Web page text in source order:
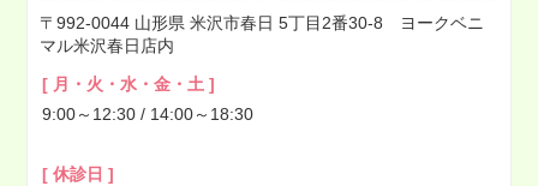
2022年04月
2022年03月
2022年02月
2021年12月
992-0044 山形県 米沢市春日 5丁目2番30-8 ヨークベニ
マル米沢春日店内
[ 月・火・水・金・土 ]
9:00～12:30 / 14:00～18:30
[ 休診日 ]